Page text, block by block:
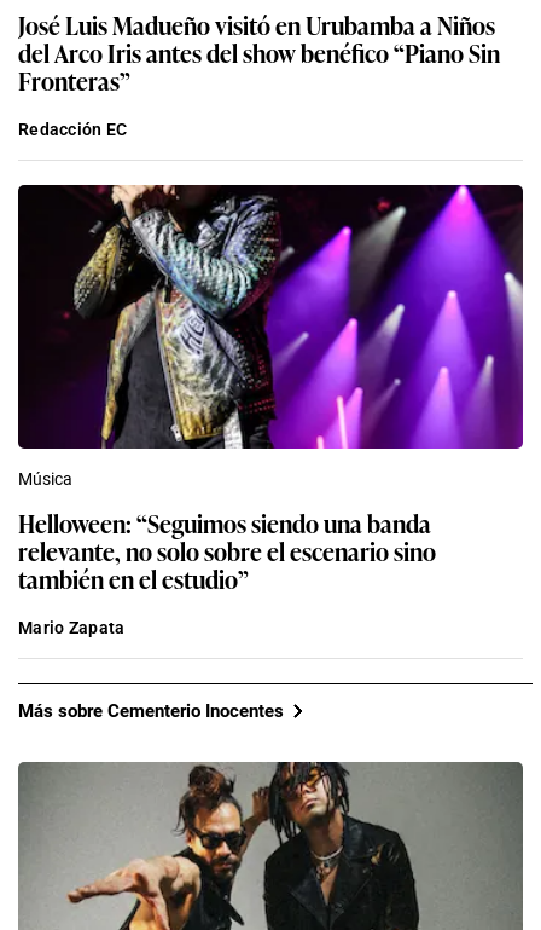
José Luis Madueño visitó en Urubamba a Niños
del Arco Iris antes del show benéfico “Piano Sin
Fronteras”
Redacción EC
Música
Helloween: “Seguimos siendo una banda
relevante, no solo sobre el escenario sino
también en el estudio”
Mario Zapata
Más sobre Cementerio Inocentes